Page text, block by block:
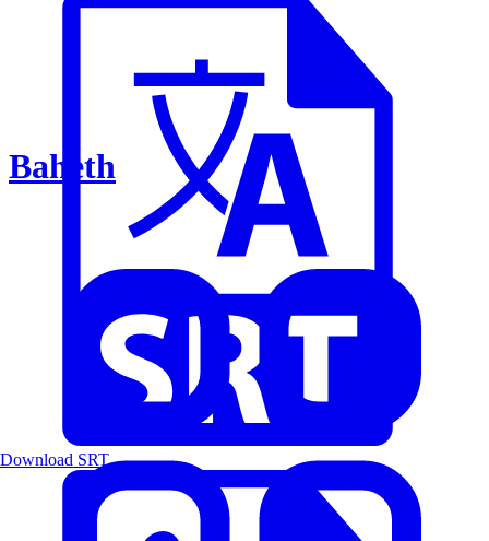
Baheth
Download SRT